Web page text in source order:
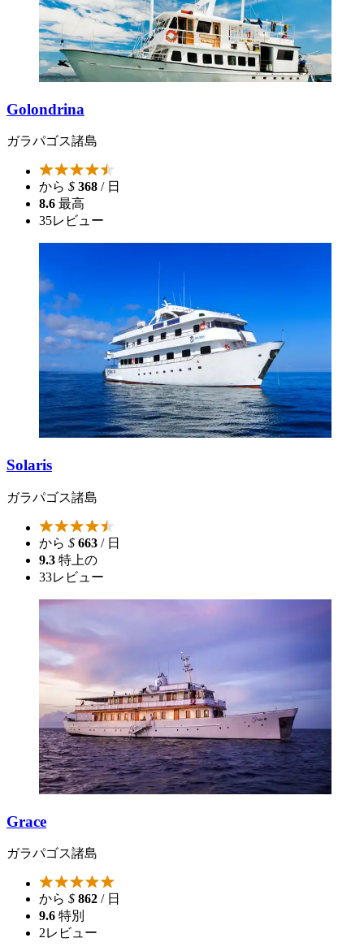
Golondrina
ガラパゴス諸島
から $ 368 / 日
8.6 最高
35レビュー
Solaris
ガラパゴス諸島
から $ 663 / 日
9.3 特上の
33レビュー
Grace
ガラパゴス諸島
から $ 862 / 日
9.6 特別
2レビュー